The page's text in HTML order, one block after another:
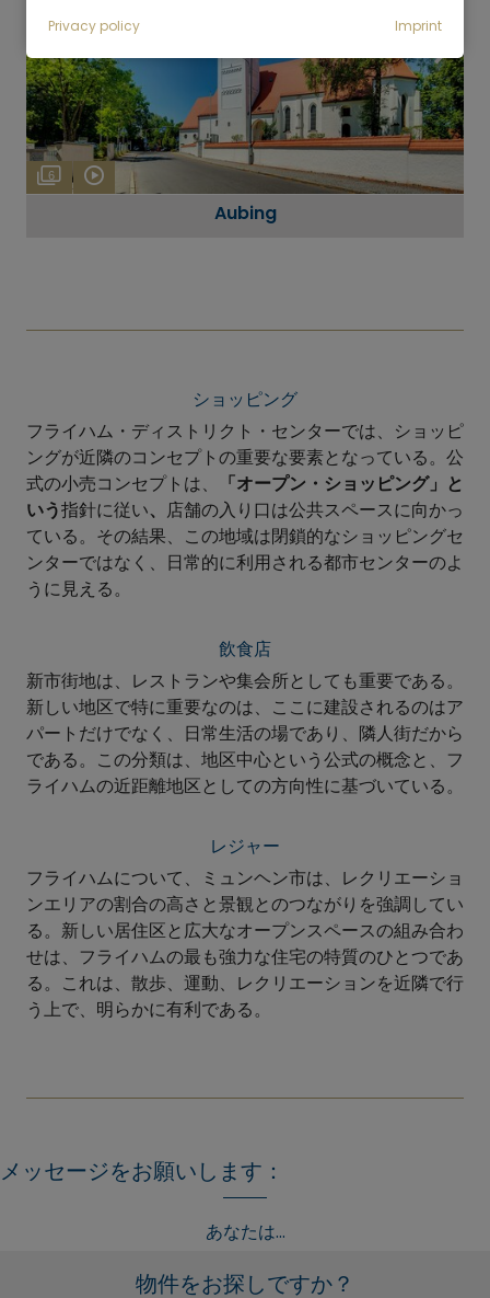
6
Aubing
ショッピング
フライハム・ディストリクト・センターでは、ショッピ
ングが近隣のコンセプトの重要な要素となっている。公
式の小売コンセプトは、
「オープン・ショッピング」と
いう指針に従い、 店舗の入り口は公共スペースに向かっ
ている。その結果、この地域は閉鎖的なショッピングセ
ンターではなく、日常的に利用される都市センターのよ
うに見える。
飲食店
新市街地は、レストランや集会所としても重要である。
新しい地区で特に重要なのは、ここに建設されるのはア
パートだけでなく、日常生活の場であり、隣人街だから
である。この分類は、地区中心という公式の概念と、フ
ライハムの近距離地区としての方向性に基づいている。
レジャー
フライハムについて、ミュンヘン市は、レクリエーショ
ンエリアの割合の高さと景観とのつながりを強調してい
る。新しい居住区と広大なオープンスペースの組み合わ
せは、フライハムの最も強力な住宅の特質のひとつであ
る。これは、散歩、運動、レクリエーションを近隣で行
う上で、明らかに有利である。
メッセージをお願いします：
あなたは...
物件をお探しですか？
Privacy policy
Imprint